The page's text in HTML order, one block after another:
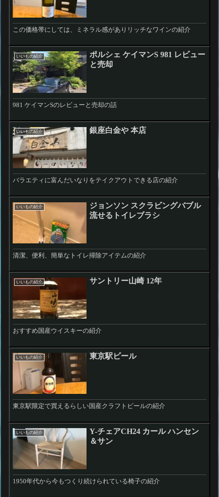
この価格帯にしては、ミネラル感がありリッチなワインの紹介
いいもの紹介
ポルシェ ケイマンS 981 レビュー
と売却
981 ケイマンSのレビューと売却の話
いいもの紹介 銀座白金や 本店
バラエティに富んだいなりをテイクアウトできる店の紹介
いいもの紹介
ジョンソン スクラビングバブル
流せるトイレブラシ
清潔、便利、簡単なトイレ掃除アイテムの紹介
いいもの紹介 サントリー山崎 12年
おすすめ国産ウイスキーの紹介
いいもの紹介 東京駅ビール
東京駅限定で買えるらしい国産クラフトビールの紹介
いいもの紹介
Y-チェアCH24 カール ハンセン
＆サン
1950年代から今もつくり続けられている椅子の紹介